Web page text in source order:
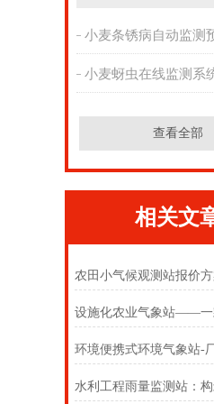
小麦条锈病自动监测
小麦蚜虫在线监测系
查看全部
相关文